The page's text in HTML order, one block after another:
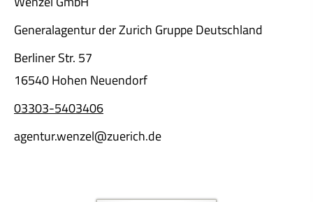
Generalagentur der Zurich Gruppe Deutschland
Berliner Str. 57
16540 Hohen Neuendorf
03303-5403406
agentur.wenzel@zuerich.de